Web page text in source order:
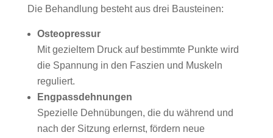
Die Behandlung besteht aus drei Bausteinen:
Osteopressur
Mit gezieltem Druck auf bestimmte Punkte wird
die Spannung in den Faszien und Muskeln
reguliert.
Engpassdehnungen
Spezielle Dehnübungen, die du während und
nach der Sitzung erlernst, fördern neue